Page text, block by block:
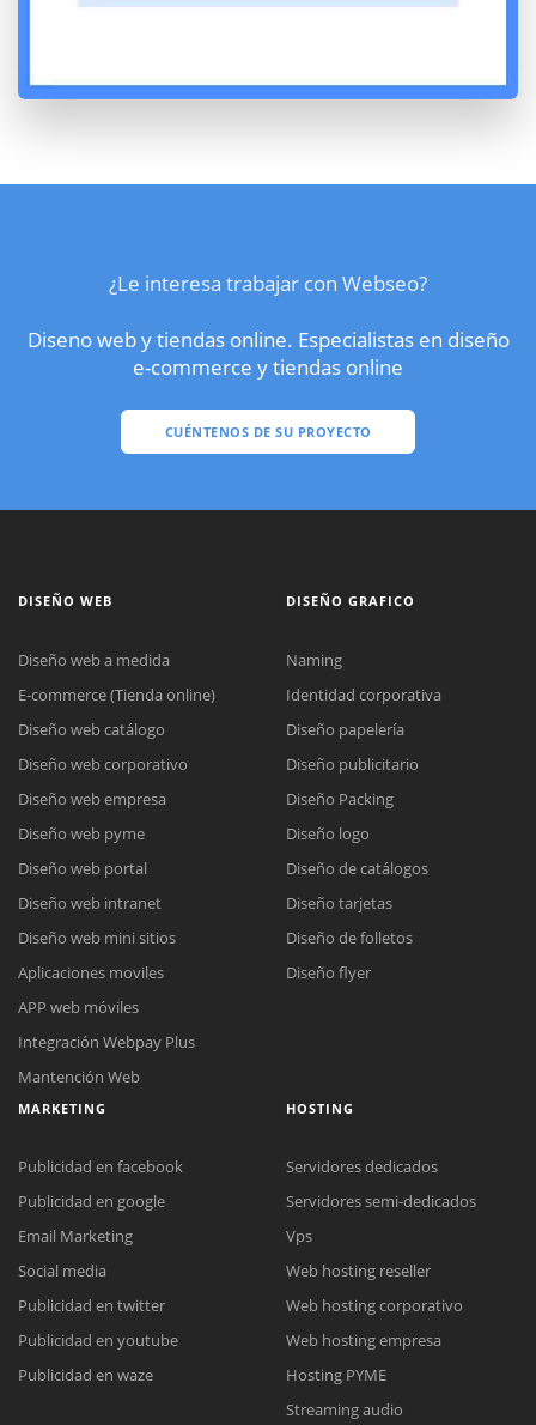
¿Le interesa trabajar con Webseo?
Diseno web y tiendas online. Especialistas en diseño
e-commerce y tiendas online
CUÉNTENOS DE SU PROYECTO
Reunión online
Meet para la reunión online.
Cotización
Chat Online
Todos nuestros ejecutivos están fuera de línea. Complete el formulario
DISEÑO WEB
Diseño web a medida
E-commerce (Tienda online)
Diseño web catálogo
Diseño web corporativo
Diseño web empresa
Diseño web pyme
Diseño web portal
Diseño web intranet
Diseño web mini sitios
Aplicaciones moviles
APP web móviles
Integración Webpay Plus
Mantención Web
DISEÑO GRAFICO
Naming
Identidad corporativa
Diseño papelería
Diseño publicitario
Diseño Packing
Diseño logo
Diseño de catálogos
Diseño tarjetas
Diseño de folletos
Diseño flyer
MARKETING
Publicidad en facebook
Publicidad en google
Email Marketing
Social media
Publicidad en twitter
Publicidad en youtube
Publicidad en waze
HOSTING
Servidores dedicados
Servidores semi-dedicados
Vps
Web hosting reseller
Web hosting corporativo
Web hosting empresa
Hosting PYME
Streaming audio